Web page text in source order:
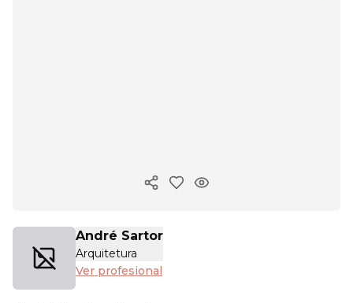
Copiar enlace
André Sartor
Arquitetura
Ver profesional